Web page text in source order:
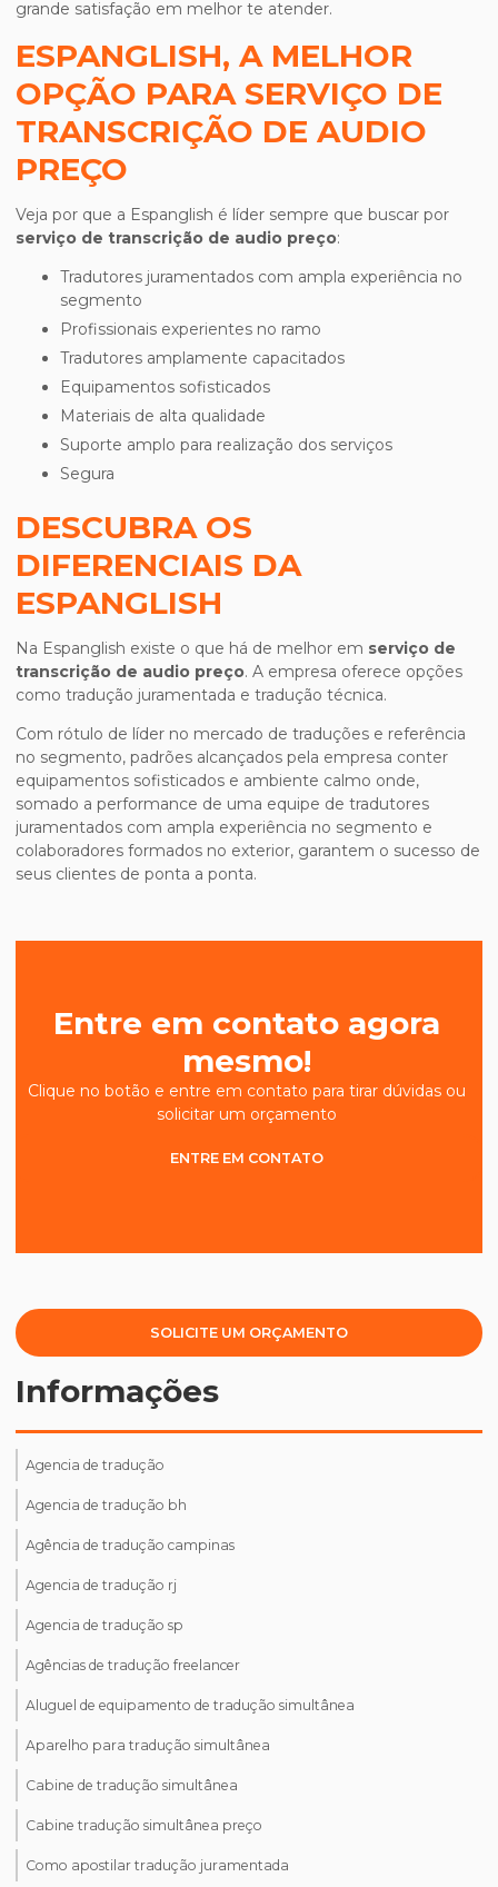
grande satisfação em melhor te atender.
ESPANGLISH, A MELHOR
OPÇÃO PARA SERVIÇO DE
TRANSCRIÇÃO DE AUDIO
PREÇO
Veja por que a Espanglish é líder sempre que buscar por
serviço de transcrição de audio preço:
tradutores juramentados com ampla experiência no
segmento
profissionais experientes no ramo
tradutores amplamente capacitados
equipamentos sofisticados
materiais de alta qualidade
suporte amplo para realização dos serviços
segura
DESCUBRA OS
DIFERENCIAIS DA
ESPANGLISH
Na Espanglish existe o que há de melhor em serviço de
transcrição de audio preço. A empresa oferece opções
como tradução juramentada e tradução técnica.
Com rótulo de líder no mercado de traduções e referência
no segmento, padrões alcançados pela empresa conter
equipamentos sofisticados e ambiente calmo onde,
somado a performance de uma equipe de tradutores
juramentados com ampla experiência no segmento e
colaboradores formados no exterior, garantem o sucesso de
seus clientes de ponta a ponta.
Entre em contato agora
mesmo!
Clique no botão e entre em contato para tirar dúvidas ou
solicitar um orçamento
ENTRE EM CONTATO
SOLICITE UM ORÇAMENTO
Informações
Agencia de tradução
Agencia de tradução bh
Agência de tradução campinas
Agencia de tradução rj
Agencia de tradução sp
Agências de tradução freelancer
Aluguel de equipamento de tradução simultânea
Aparelho para tradução simultânea
Cabine de tradução simultânea
Cabine tradução simultânea preço
Como apostilar tradução juramentada